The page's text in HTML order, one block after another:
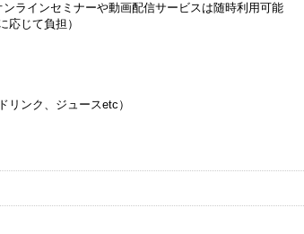
ラインセミナーや動画配信サービスは随時利用可能
応じて負担）
リンク、ジュースetc）